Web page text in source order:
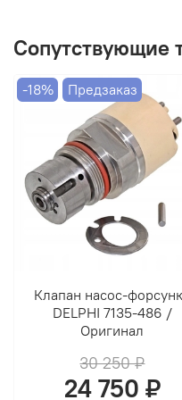
Сопутствующие
-18% Предзаказ
Клапан насос-
DELPHI 7135-486 /
Оригинал
30 250 ₽
24 750 ₽